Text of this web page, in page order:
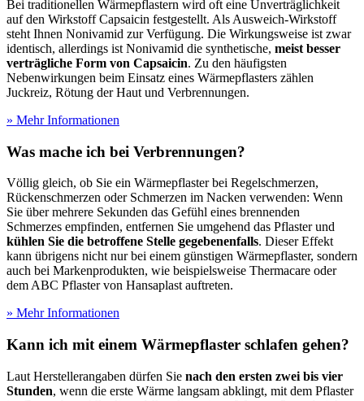
Bei traditionellen Wärmepflastern wird oft eine Unverträglichkeit
auf den Wirkstoff Capsaicin festgestellt. Als Ausweich-Wirkstoff
steht Ihnen Nonivamid zur Verfügung. Die Wirkungsweise ist zwar
identisch, allerdings ist Nonivamid die synthetische, meist besser
verträgliche Form von Capsaicin. Zu den häufigsten
Nebenwirkungen beim Einsatz eines Wärmepflasters zählen
Juckreiz, Rötung der Haut und Verbrennungen.
» Mehr Informationen
Was mache ich bei Verbrennungen?
Völlig gleich, ob Sie ein Wärmepflaster bei Regelschmerzen,
Rückenschmerzen oder Schmerzen im Nacken verwenden: Wenn
Sie über mehrere Sekunden das Gefühl eines brennenden
Schmerzes empfinden, entfernen Sie umgehend das Pflaster und
kühlen Sie die betroffene Stelle gegebenenfalls. Dieser Effekt
kann übrigens nicht nur bei einem günstigen Wärmepflaster, sondern
auch bei Markenprodukten, wie beispielsweise Thermacare oder
dem ABC Pflaster von Hansaplast auftreten.
» Mehr Informationen
Kann ich mit einem Wärmepflaster schlafen gehen?
Laut Herstellerangaben dürfen Sie nach den ersten zwei bis vier
Stunden, wenn die erste Wärme langsam abklingt, mit dem Pflaster